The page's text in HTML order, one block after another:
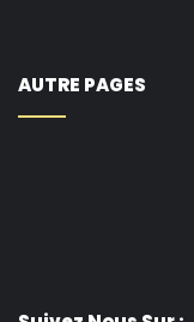
AUTRE PAGES